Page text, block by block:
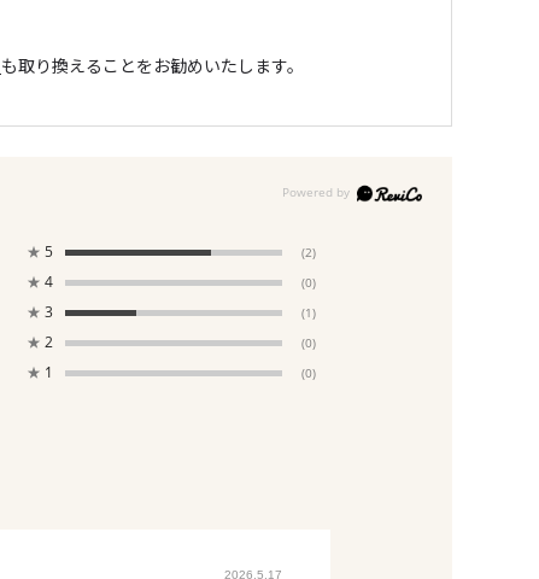
も取り換えることをお勧めいたします。
★ 5 (2)
★ 4 (0)
★ 3 (1)
★ 2 (0)
★ 1 (0)
2026.5.17